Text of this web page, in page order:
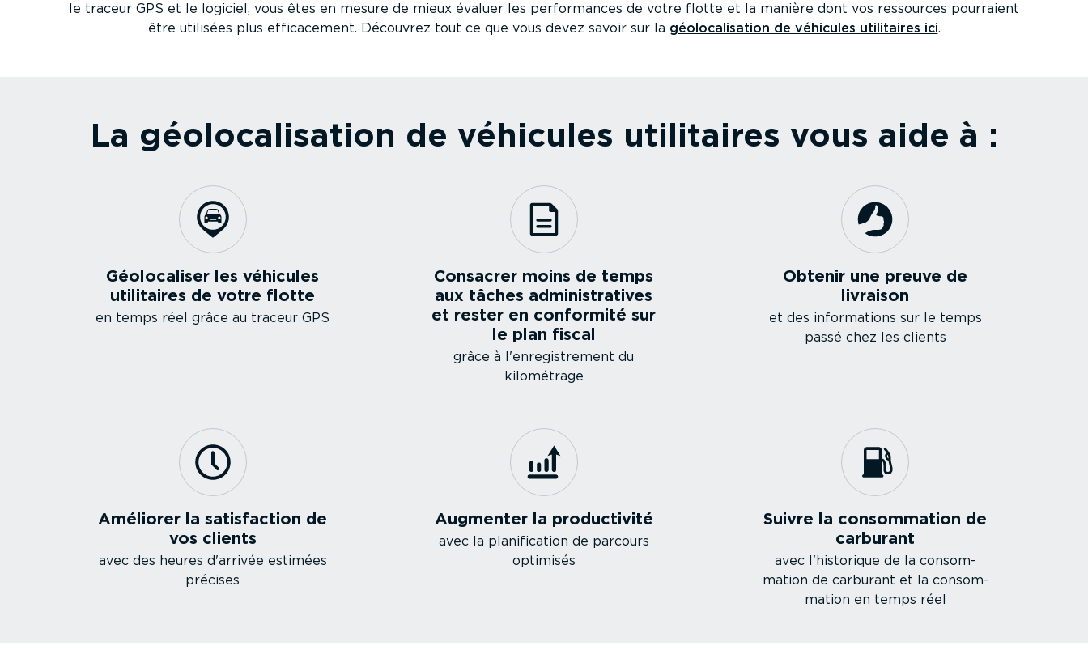
le traceur GPS et le logiciel, vous êtes en mesure de mieux évaluer les perfor­mances de votre flotte et la manière dont vos ressources pourraient
être utilisées plus effica­cement. Découvrez tout ce que vous devez savoir sur la géolo­ca­li­sation de véhicules utilitaires ici.
La géolo­ca­li­sation de véhicules utilitaires vous aide à :
Géolo­ca­liser les véhicules
utilitaires de votre flotte
en temps réel grâce au traceur GPS
Consacrer moins de temps
aux tâches adminis­tra­tives
et rester en conformité sur
le plan fiscal
grâce à l'enregis­trement du
kilométrage
Obtenir une preuve de
livraison
et des infor­ma­tions sur le temps
passé chez les clients
Améliorer la satis­faction de
vos clients
avec des heures d'arrivée estimées
précises
Augmenter la produc­tivité
avec la plani­fi­cation de parcours
optimisés
Suivre la consom­mation de
carburant
avec l'historique de la consom­
mation de carburant et la consom­
mation en temps réel